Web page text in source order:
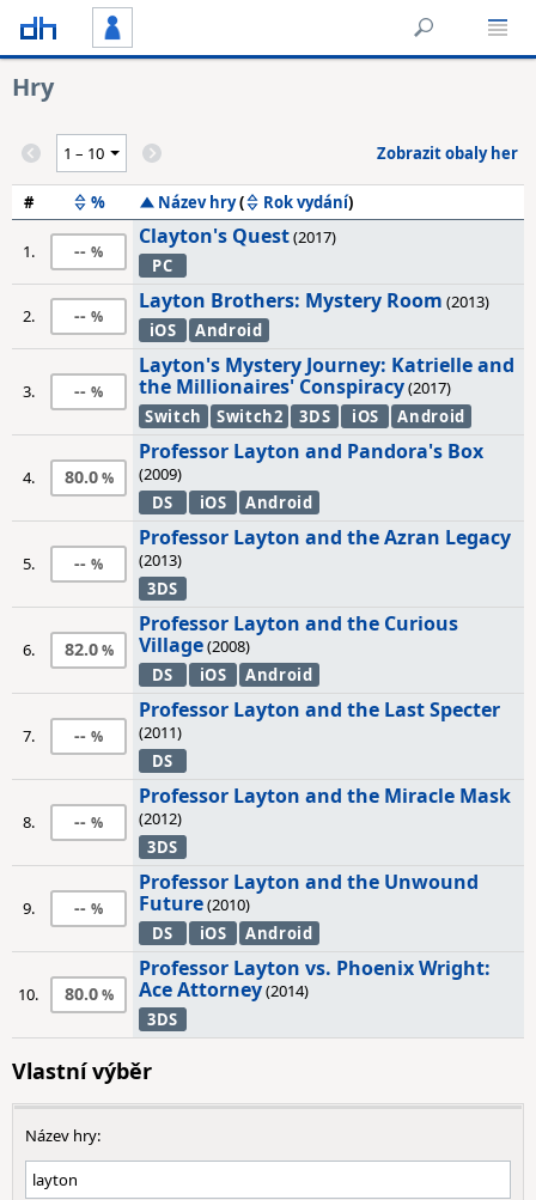
Hry
Zobrazit obaly her
# % Název hry( Rok vydání)
1. --
Clayton's Quest(2017)
PC
2. --
Layton Brothers: Mystery Room (2013)
iOS
Android
3. --
Layton's Mystery Journey: Katrielle and
the Millionaires' Conspiracy(2017)
Switch
Switch2 3DS iOS Android
4. 80.0
Professor Layton and Pandora's Box
(2009)
DS
iOS Android
5. --
Professor Layton and the Azran Legacy
(2013)
3DS
6. 82.0
Professor Layton and the Curious
Village(2008)
DS
iOS Android
7. --
Professor Layton and the Last Specter
(2011)
DS
8. --
Professor Layton and the Miracle Mask
(2012)
3DS
9. --
Professor Layton and the Unwound
Future(2010)
DS
iOS Android
10. 80.0
Professor Layton vs. Phoenix Wright:
Ace Attorney(2014)
3DS
Vlastní výběr
Název hry: